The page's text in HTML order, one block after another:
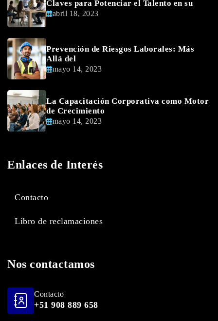
Claves para Potenciar el Talento en su
abril 18, 2023
Prevención de Riesgos Laborales: Más
Allá del
mayo 14, 2023
La Capacitación Corporativa como Motor
de Crecimiento
mayo 14, 2023
Enlaces de Interés
Contacto
Libro de reclamaciones
Nos contactamos
Contacto
+51 908 889 658